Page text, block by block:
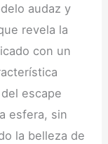
audaz y
revela la
con un
escape
esfera, sin
la belleza de